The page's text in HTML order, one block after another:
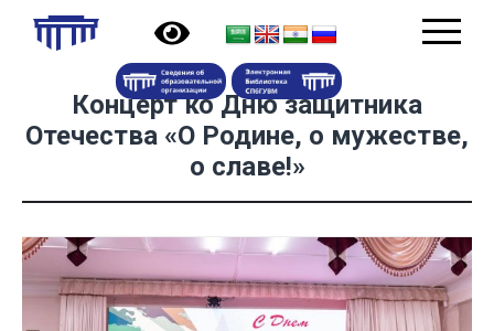
Концерт ко Дню защитника
Отечества «О Родине, о мужестве,
о славе!»